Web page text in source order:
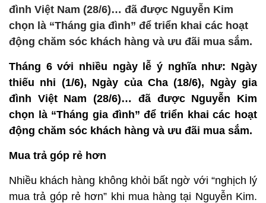
đình Việt Nam (28/6)… đã được Nguyễn Kim
chọn là “Tháng gia đình” để triển khai các hoạt
động chăm sóc khách hàng và ưu đãi mua sắm.
Tháng 6 với nhiều ngày lễ ý nghĩa như: Ngày
thiếu nhi (1/6), Ngày của Cha (18/6), Ngày gia
đình Việt Nam (28/6)… đã được Nguyễn Kim
chọn là “Tháng gia đình” để triển khai các hoạt
động chăm sóc khách hàng và ưu đãi mua sắm.
Mua trả góp rẻ hơn
Nhiều khách hàng không khỏi bất ngờ với “nghịch lý
mua trả góp rẻ hơn” khi mua hàng tại Nguyễn Kim.